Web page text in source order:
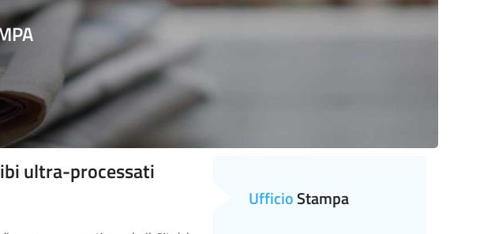
ultra-processati
UfficioStampa